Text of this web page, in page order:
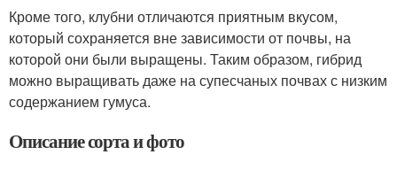
Кроме того, клубни отличаются приятным вкусом,
который сохраняется вне зависимости от почвы, на
которой они были выращены. Таким образом, гибрид
можно выращивать даже на супесчаных почвах с низким
содержанием гумуса.
Описание сорта и фото